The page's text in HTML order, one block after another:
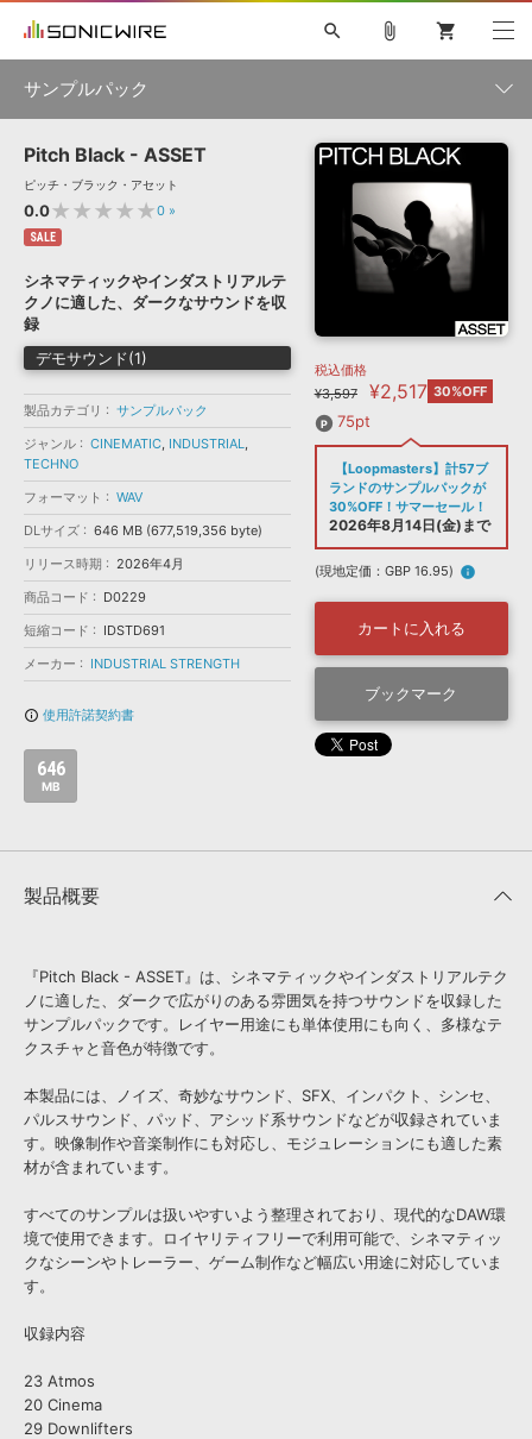
ソフト音源 »
プラグイン・エフェクト »
サンプルパック »
ソフトウェア／ツール »
DAW »
効果音 »
BGM »
特集 »
ニュースレター »
SONICWIREブログ »
製品サポート情報 »
DTMガイド »
FAQ »
お問い合わせ »
音楽カード
楽曲配信流通 サービス
無償のサウンド管理ソフト
次世代型 ボーカル・エディタ
APS
SLS
search
初音ミク NT 鏡音リン・レン V4X 巡音ルカ V4X
MEIKO V3
KAITO V3
VOCALOID
SPITFIRE AUDIO
VIENNA
EZ DRUMMER 3
ライセンスフリーBGM
ボーカル抜き出し
DUBSTEP
ELECTRONICA
EDM TRANCE
ROUTER.FM
SONOCA
ソフト音源 プラグイン・エフェクト
ソフトウェア／ツール 効果音
attach_file shopping_cart
サンプルパック
製品一覧
メーカー
フォーマット
ランキング
Pitch Black - ASSET
ピッチ・ブラック・アセット
0.0★★★★★0 »
SALE
シネマティックやインダストリアルテ
クノに適した、ダークなサウンドを収
録
デモサウンド(1)
製品カテゴリ
サンプルパック
ジャンル
CINEMATIC, INDUSTRIAL,
TECHNO
フォーマット
WAV
DLサイズ
646 MB (677,519,356 byte)
リリース時期
2026年4月
商品コード
D0229
短縮コード
IDSTD691
メーカー
INDUSTRIAL STRENGTH
info_outline 使用許諾契約書
646
MB
税込価格
¥3,597
¥2,517 30%OFF
75pt
【Loopmasters】計57ブ
ランドのサンプルパックが
30%OFF！サマーセール！
2026年8月14日(金)まで
(現地定価：GBP 16.95) info
カートに入れる
ブックマーク
製品概要
『Pitch Black - ASSET』は、シネマティックやインダストリアルテク
ノに適した、ダークで広がりのある雰囲気を持つサウンドを収録した
サンプルパックです。レイヤー用途にも単体使用にも向く、多様なテ
クスチャと音色が特徴です。
本製品には、ノイズ、奇妙なサウンド、SFX、インパクト、シンセ、
パルスサウンド、パッド、アシッド系サウンドなどが収録されていま
す。映像制作や音楽制作にも対応し、モジュレーションにも適した素
材が含まれています。
すべてのサンプルは扱いやすいよう整理されており、現代的なDAW環
境で使用できます。ロイヤリティフリーで利用可能で、シネマティッ
クなシーンやトレーラー、ゲーム制作など幅広い用途に対応していま
す。
収録内容
23 Atmos
20 Cinema
29 Downlifters